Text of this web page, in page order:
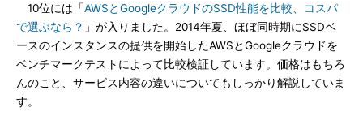
10位には「AWSとGoogleクラウドのSSD性能を比較、コスパ
で選ぶなら？ 」が入りました。2014年夏、ほぼ同時期にSSDベ
ースのインスタンスの提供を開始したAWSとGoogleクラウドを
ベンチマークテストによって比較検証しています。価格はもちろ
んのこと、サービス内容の違いについてもしっかり解説していま
す。